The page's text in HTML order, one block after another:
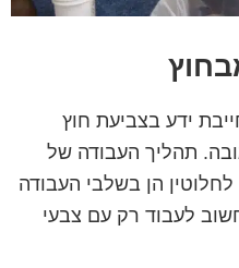
ידע בצביעת חוץ
תהליך העבודה של
הן בשלבי העבודה
לעבוד רק עם צבעי